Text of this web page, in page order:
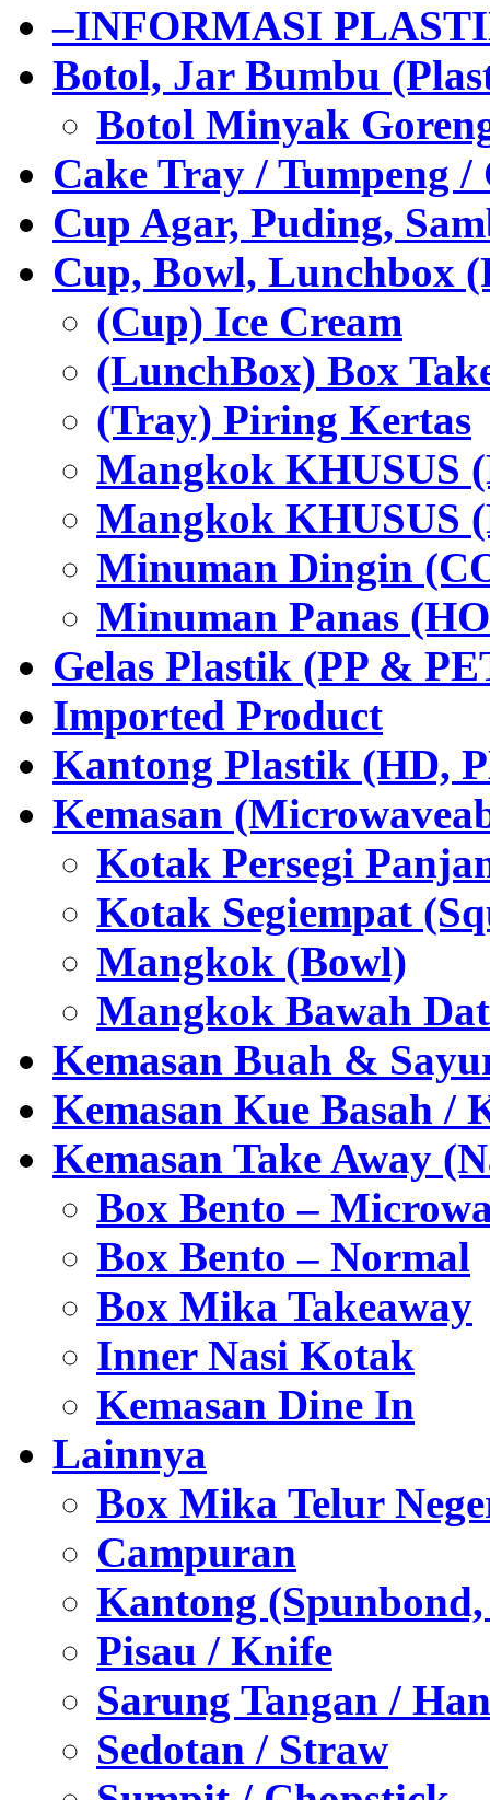
–INFORMASI
Botol, Jar Bumbu
Botol Minyak
Cake Tray / Tumpeng /
Cup Agar, Puding,
Cup, Bowl, Lunchbox
(Cup) Ice Cream
(LunchBox) Box
(Tray) Piring Kertas
Mangkok KHUSUS
Mangkok KHUSUS
Minuman Dingin
Minuman Panas
Gelas Plastik (PP &
Imported Product
Kantong Plastik (HD,
Kemasan
Kotak Persegi
Kotak Segiempat
Mangkok (Bowl)
Mangkok Bawah
Kemasan Buah &
Kemasan Kue Basah /
Kemasan Take Away
Box Bento –
Box Bento – Normal
Box Mika Takeaway
Inner Nasi Kotak
Kemasan Dine In
Lainnya
Box Mika Telur
Campuran
Kantong
Pisau / Knife
Sarung Tangan /
Sedotan / Straw